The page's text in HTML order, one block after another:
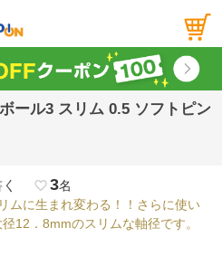
ール3 スリム 0.5 ソフトピン
favorite_border3名
ムに生まれ変わる！！さらに使い
12．8mmのスリムな軸径です。